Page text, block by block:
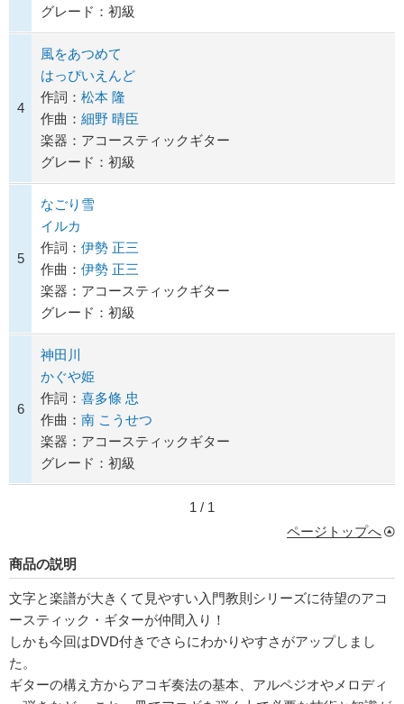
グレード：初級
4
風をあつめて
はっぴいえんど
作詞： 松本 隆
作曲： 細野 晴臣
楽器：アコースティックギター
グレード：初級
5
なごり雪
イルカ
作詞： 伊勢 正三
作曲： 伊勢 正三
楽器：アコースティックギター
グレード：初級
6
神田川
かぐや姫
作詞： 喜多條 忠
作曲： 南 こうせつ
楽器：アコースティックギター
グレード：初級
1 / 1
ページトップへ
商品の説明
文字と楽譜が大きくて見やすい入門教則シリーズに待望のアコ
ースティック・ギターが仲間入り！
しかも今回はDVD付きでさらにわかりやすさがアップしまし
た。
ギターの構え方からアコギ奏法の基本、アルペジオやメロディ